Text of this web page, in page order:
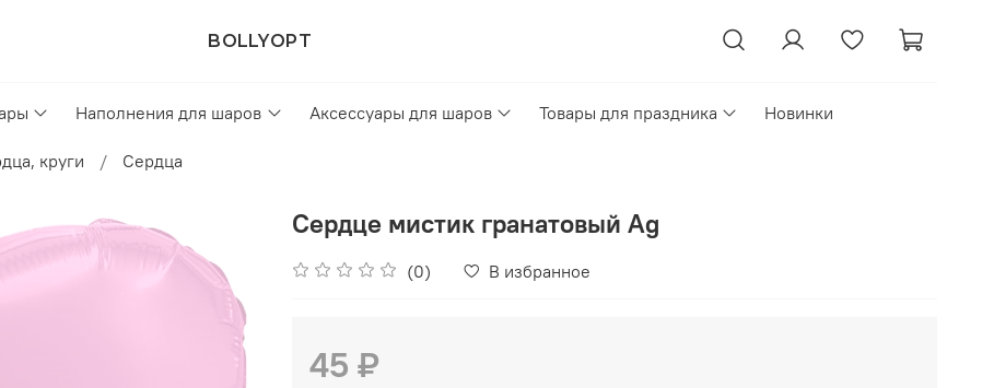
BOLLYOPT
Наполнения для шаров Аксессуары для шаров Товары для праздника Новинки
круги Сердца
Сердце мистик гранатовый Ag
(0) В избранное
45 ₽